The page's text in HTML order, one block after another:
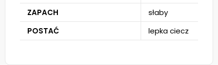
ZAPACH
słaby
POSTAĆ
lepka ciecz